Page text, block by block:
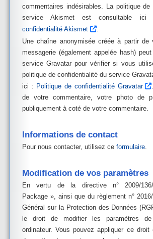
commentaires indésirables. La politique de
service Akismet est consultable
confidentialité Akismet
.
Une chaîne anonymisée créée à partir de
messagerie (également appelée hash)
service Gravatar pour vérifier si vous
politique de confidentialité du service
ici : Politique de confidentialité Gravatar
de votre commentaire, votre photo de
publiquement à coté de votre commentaire.
Informations de contact
Pour nous contacter, utilisez ce formulaire.
Modification de vos paramètres
En vertu de la directive n° 2009/
Package », ainsi que du règlement n°
Général sur la Protection des Données
le droit de modifier les paramètres
ordinateur. Vous pouvez appliquer ce droit